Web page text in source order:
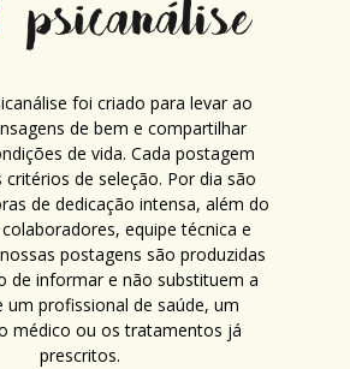
foi criado para levar ao
de bem e compartilhar
de vida. Cada postagem
critérios de seleção. Por dia são
de dedicação intensa, além do
equipe técnica e
postagens são produzidas
de informar e não substituem a
um profissional de saúde, um
médico ou os tratamentos já
prescritos.